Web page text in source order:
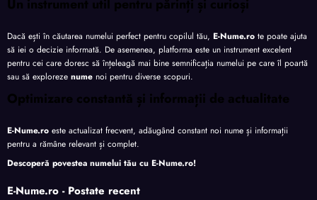
Un instrument util pentru părinți și curioși
Dacă ești în căutarea numelui perfect pentru copilul tău, E-Nume.ro te poate ajuta
să iei o decizie informată. De asemenea, platforma este un instrument excelent
pentru cei care doresc să înțeleagă mai bine semnificația numelui pe care îl poartă
sau să exploreze nume noi pentru diverse scopuri.
Optimizare constantă și informații de actualitate
E-Nume.ro este actualizat frecvent, adăugând constant noi nume și informații
pentru a rămâne relevant și complet.
Descoperă povestea numelui tău cu E-Nume.ro!
E-Nume.ro - Postate recent